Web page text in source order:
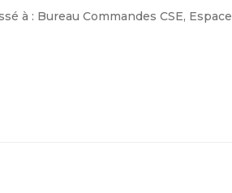
à : Bureau Commandes CSE, Espace